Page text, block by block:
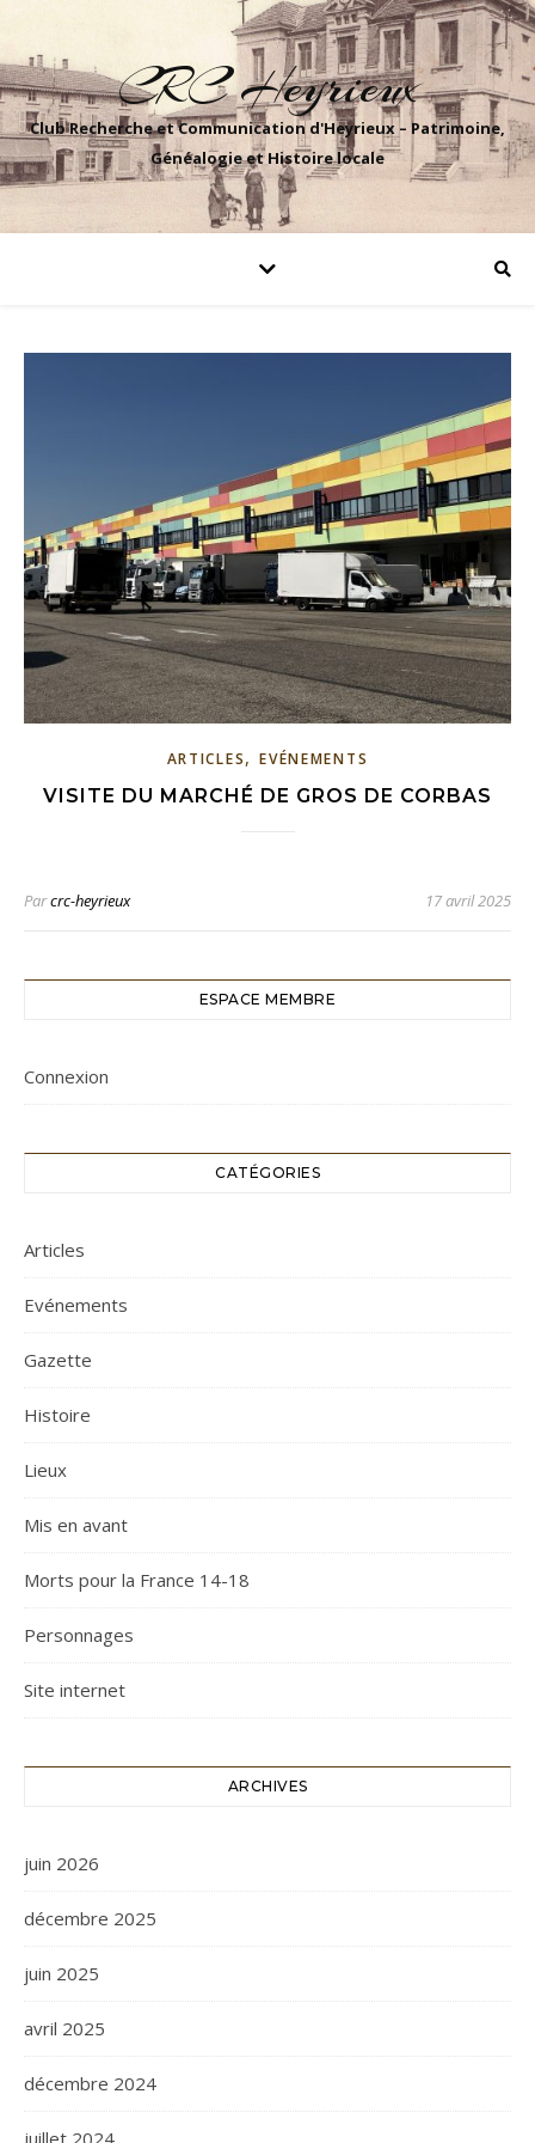
CRC Heyrieux
Club Recherche et Communication d'Heyrieux – Patrimoine,
Généalogie et Histoire locale
ARTICLES,EVÉNEMENTS
VISITE DU MARCHÉ DE GROS DE CORBAS
Parcrc-heyrieux 17 avril 2025
ESPACE MEMBRE
Connexion
CATÉGORIES
Articles
Evénements
Gazette
Histoire
Lieux
Mis en avant
Morts pour la France 14-18
Personnages
Site internet
ARCHIVES
juin 2026
décembre 2025
juin 2025
avril 2025
décembre 2024